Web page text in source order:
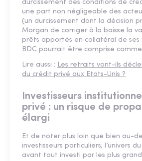
durcissement des conditions de
une part non négligeable des
(un durcissement dont la décision
Morgan de corriger à la baisse la
prêts apportés en collatéral de ses
BDC pourrait être comprise
Lire aussi : Les retraits vont-ils
du crédit privé aux Etats-Unis ?
Investisseurs
privé : un risque de
élargi
Et de noter plus loin que bien au-
investisseurs particuliers, l’univers
avant tout investi par les plus